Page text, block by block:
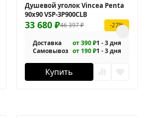
Душевой уголок Vincea Penta
90x90 VSP-3P900CLB
46 397₽
33 680 ₽ -27%
Доставка от 390 ₽1 - 3 дня
Самовывоз от 190 ₽1 - 3 дня
Купить